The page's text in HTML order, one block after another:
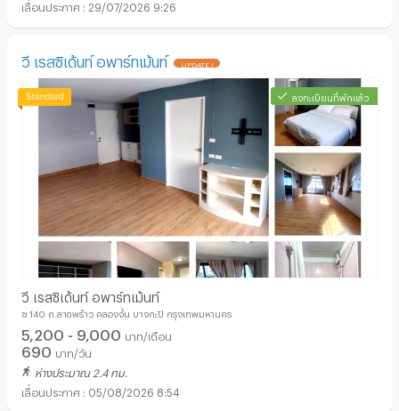
29/07/2026 9:26
วี เรสซิเด้นท์ อพาร์ทเม้นท์ UPDATE !
ลงทะเบียนที่พักแล้ว
วี เรสซิเด้นท์ อพาร์ทเม้นท์
ซ.140 ถ.ลาดพร้าว คลองจั่น บางกะปิ กรุงเทพมหานคร
5,200 - 9,000 บาท/เดือน
690 บาท/วัน
ห่างประมาณ 2.4 กม.
05/08/2026 8:54